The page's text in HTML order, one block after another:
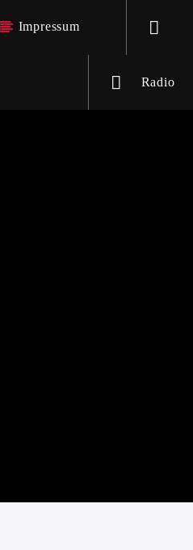
Impressum
Radio